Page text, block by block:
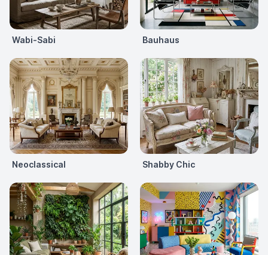
Wabi-Sabi Bauhaus
Neoclassical Shabby Chic